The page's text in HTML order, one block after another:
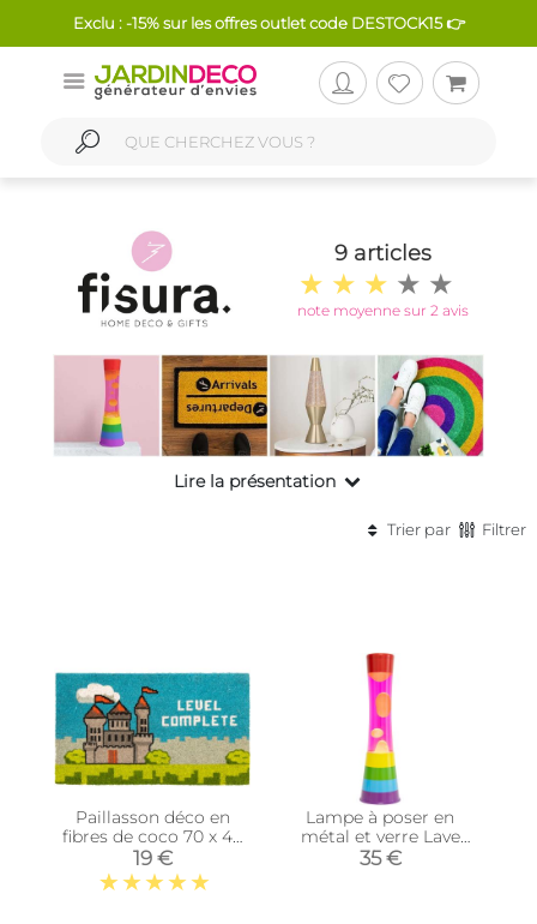
Exclu : -15% sur les offres outlet code DESTOCK15 👉
9 articles
note moyenne sur 2 avis
Lire la présentation
Trier par Filtrer
Paillasson déco en
fibres de coco 70 x 40
cm (Level complete)
19 €
Lampe à poser en
métal et verre Lave
(Arc en ciel / Fuchsia)
35 €